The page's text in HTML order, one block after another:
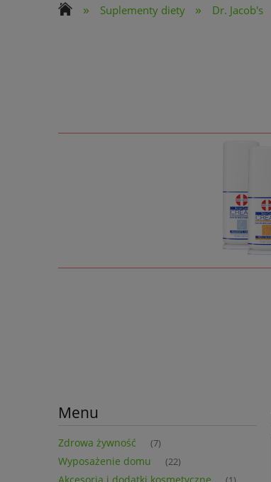
Kontakt z nami
» Suplementy diety » Dr. Jacob's
Menu
Zdrowa żywność (7)
Wyposażenie domu (22)
Akcesoria i dodatki kosmetyczne